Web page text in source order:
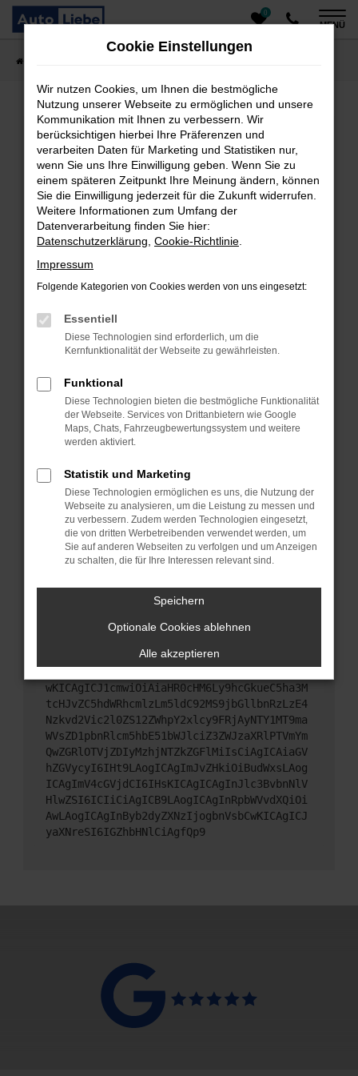
Zum
Hauptinhalt
0
MENÜ
Fehler: Network Error
Beim Laden ist ein Fehler aufgetreten.
Hier sind ein paar Tipps, die dir helfen können:
Überprüfe deine Firewall und deine
Internetverbindung.
Laden andere Webseiten, zum Beispiel deine
Suchmaschine?
Prüfe deine Browsererweiterungen.
das Laden bestimmter Seiten verhindern.
Funktioniert die Seite in einem anderen Browser
oder in einem privaten Fenster?
Das kann manchmal helfen, vorübergehende
Probleme zu beheben.
Stelle sicher, dass dein Browser und dein
Betriebssystem auf dem neuesten Stand sind.
Sicherheitsrisiko, sondern kann auch dazu führen,
dass bestimmte Funktionen nicht mehr
unterstützt werden.
Wende dich an den Webseitenbetreiber.
Wenn du alle oben genannten Schritte versucht
hast, kontaktiere uns bitte. Wir werden versuchen,
das Problem zu beheben. Du kannst uns diesen
Text schicken, um uns bei der Fehlersuche zu
unterstützen:
ewogICJuYW1lIjogIk5ldHdvcmtFcnJvciIsCiAgI
mNvbmZpZyI6IHsKICAgICJtZXRob2QiOiAiR0VUIi
wKICAgICJ1cmwiOiAiaHR0cHM6Ly9hcGkueC5ha3M
tcHJvZC5hdWRhcmlzLm5ldC92MS9jbGllbnRzLzE4
Nzkvd2Vic2l0ZS12ZWhpY2xlcy9FRjAyNTY1MT9ma
WVsZD1pbnRlcm5hbE51bWJlciZ3ZWJzaXRlPTVmYm
QwZGRlOTVjZDIyMzhjNTZkZGFlMiIsCiAgICAiaGV
hZGVycyI6IHt9LAogICAgImJvZHkiOiBudWxsLAog
ICAgImV4cGVjdCI6IHsKICAgICAgInJlc3BvbnNlV
HlwZSI6ICIiCiAgICB9LAogICAgInRpbWVvdXQiOi
AwLAogICAgInByb2dyZXNzIjogbnVsbCwKICAgICJ
yaXNreSI6IGZhbHNlCiAgfQp9
Cookie Einstellungen
Wir nutzen Cookies, um Ihnen die bestmögliche
Nutzung unserer Webseite zu ermöglichen und unsere
Kommunikation mit Ihnen zu verbessern. Wir
berücksichtigen hierbei Ihre Präferenzen und
verarbeiten Daten für Marketing und Statistiken nur,
wenn Sie uns Ihre Einwilligung geben. Wenn Sie zu
einem späteren Zeitpunkt Ihre Meinung ändern, können
Sie die Einwilligung jederzeit für die Zukunft widerrufen.
Weitere Informationen zum Umfang der
Datenverarbeitung finden Sie hier:
Datenschutzerklärung Cookie-Richtlinie
Impressum
Folgende Kategorien von Cookies werden von uns eingesetzt:
Essentiell
Diese Technologien sind erforderlich, um die
Kernfunktionalität der Webseite zu gewährleisten.
Funktional
Diese Technologien bieten die bestmögliche Funktionalität
der Webseite. Services von Drittanbietern wie Google
Maps, Chats, Fahrzeugbewertungssystem und weitere
werden aktiviert.
Statistik und Marketing
Diese Technologien ermöglichen es uns, die Nutzung der
Webseite zu analysieren, um die Leistung zu messen und
zu verbessern. Zudem werden Technologien eingesetzt,
die von dritten Werbetreibenden verwendet werden, um
Sie auf anderen Webseiten zu verfolgen und um Anzeigen
zu schalten, die für Ihre Interessen relevant sind.
Speichern
Optionale Cookies ablehnen
Alle akzeptieren